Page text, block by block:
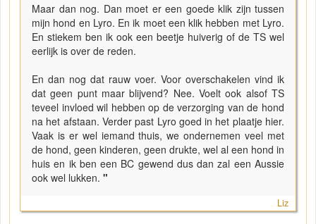
Maar dan nog. Dan moet er een goede klik zijn tussen
mijn hond en Lyro. En ik moet een klik hebben met Lyro.
En stiekem ben ik ook een beetje huiverig of de TS wel
eerlijk is over de reden.
En dan nog dat rauw voer. Voor overschakelen vind ik
dat geen punt maar blijvend? Nee. Voelt ook alsof TS
teveel invloed wil hebben op de verzorging van de hond
na het afstaan. Verder past Lyro goed in het plaatje hier.
Vaak is er wel iemand thuis, we ondernemen veel met
de hond, geen kinderen, geen drukte, wel al een hond in
huis en ik ben een BC gewend dus dan zal een Aussie
ook wel lukken. "
Liz